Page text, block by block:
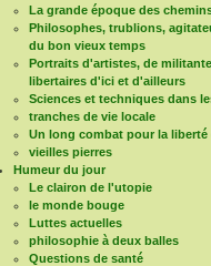
La grande époque des
Philosophes, trublions,
du bon vieux temps
Portraits d'artistes, de
libertaires d'ici et d'ailleurs
Sciences et techniques dans
tranches de vie locale
Un long combat pour la liberté
vieilles pierres
Humeur du jour
Le clairon de l'utopie
le monde bouge
Luttes actuelles
philosophie à deux balles
Questions de santé